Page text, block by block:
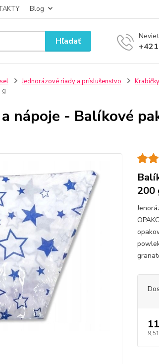
Blog
Hľadať
Jednorázové riady a príslušenstvo
g
nápoje - Balíkové
200